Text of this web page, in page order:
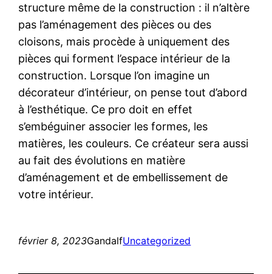
structure même de la construction : il n’altère
pas l’aménagement des pièces ou des
cloisons, mais procède à uniquement des
pièces qui forment l’espace intérieur de la
construction. Lorsque l’on imagine un
décorateur d’intérieur, on pense tout d’abord
à l’esthétique. Ce pro doit en effet
s’embéguiner associer les formes, les
matières, les couleurs. Ce créateur sera aussi
au fait des évolutions en matière
d’aménagement et de embellissement de
votre intérieur.
février 8, 2023GandalfUncategorized